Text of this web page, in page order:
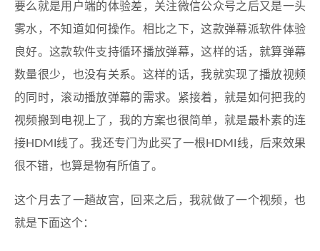
要么就是用户端的体验差，关注微信公众号之后又是一头
雾水，不知道如何操作。相比之下，这款弹幕派软件体验
良好。这款软件支持循环播放弹幕，这样的话，就算弹幕
数量很少，也没有关系。这样的话，我就实现了播放视频
的同时，滚动播放弹幕的需求。紧接着，就是如何把我的
视频搬到电视上了，我的方案也很简单，就是最朴素的连
接HDMI线了。我还专门为此买了一根HDMI线，后来效果
很不错，也算是物有所值了。
这个月去了一趟故宫，回来之后，我就做了一个视频，也
就是下面这个：